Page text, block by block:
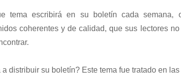
tema escribirá en su boletín cada semana,
coherentes y de calidad, que sus lectores
distribuir su boletín? Este tema fue tratado en